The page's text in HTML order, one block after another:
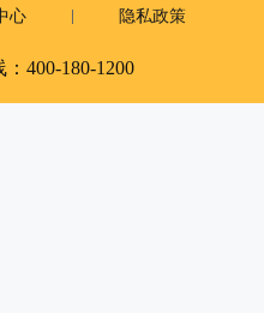
心 隐私政策
技有限公司
400-180-1200